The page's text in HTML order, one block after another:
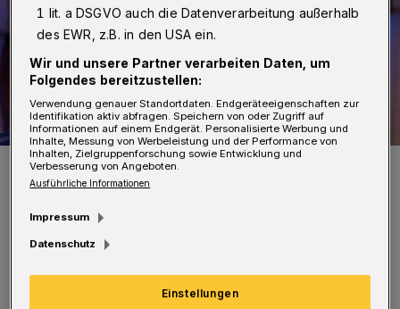
Nach der Eröffnung wird gefeiert.
Foto: Antje Zeis-Loi
Zunächst wird die neue Ausstellung „Museum
1 lit. a DSGVO auch die Datenverarbeitung außerhalb
des EWR, z.B. in den USA ein.
Wir und unsere Partner verarbeiten Daten, um
Folgendes bereitzustellen:
Verwendung genauer Standortdaten. Endgeräteeigenschaften zur
Identifikation aktiv abfragen. Speichern von oder Zugriff auf
Informationen auf einem Endgerät. Personalisierte Werbung und
Inhalte, Messung von Werbeleistung und der Performance von
Inhalten, Zielgruppenforschung sowie Entwicklung und
Verbesserung von Angeboten.
Ausführliche Informationen
Impressum
Datenschutz
Einstellungen